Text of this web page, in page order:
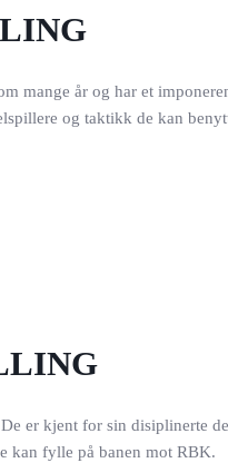
mange år og har et
og taktikk de kan
er kjent for sin disiplinerte
kan fylle på banen mot RBK.